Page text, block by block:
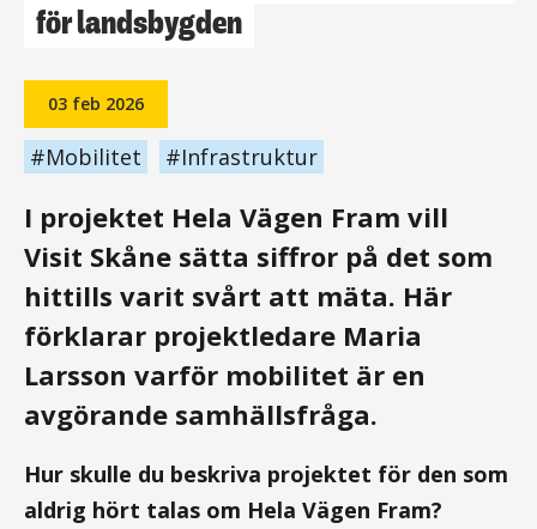
för landsbygden
03 feb 2026
Mobilitet Infrastruktur
I projektet Hela Vägen Fram vill
Visit Skåne sätta siffror på det som
hittills varit svårt att mäta. Här
förklarar projektledare Maria
Larsson varför mobilitet är en
avgörande samhällsfråga.
Hur skulle du beskriva projektet för den som
aldrig hört talas om Hela Vägen Fram?